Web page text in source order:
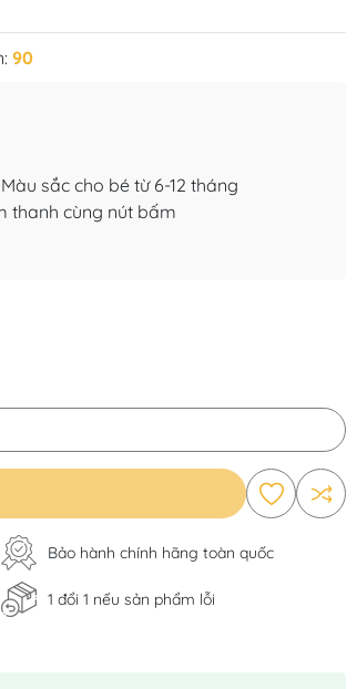
90
sắc cho bé từ 6-12 tháng
thanh cùng nút bấm
Bảo hành chính hãng toàn quốc
1 đổi 1 nếu sản phẩm lỗi